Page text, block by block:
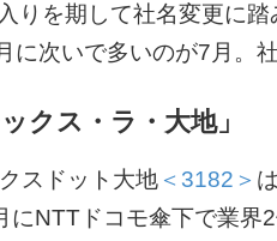
りを期して社名変更に
に次いで多いのが7月。
クス・ラ・大地」
スドット大地 ＜3182＞
にNTTドコモ傘下で業界